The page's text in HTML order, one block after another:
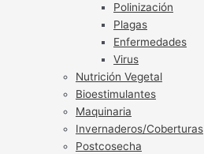
Polinización
Plagas
Enfermedades
Virus
Nutrición Vegetal
Bioestimulantes
Maquinaria
Invernaderos/Coberturas
Postcosecha